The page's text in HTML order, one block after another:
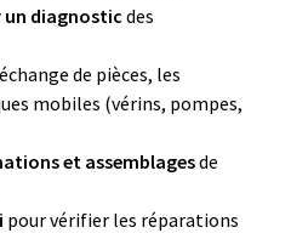
un diagnostic des
de pièces, les
mobiles (vérins, pompes,
et assemblagesde
pour vérifier les réparations